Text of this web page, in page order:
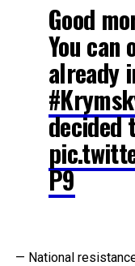
Good
You can
already
decided
P9
— National